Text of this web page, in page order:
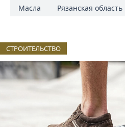
Масла
Рязанская область
СТРОИТЕЛЬСТВО